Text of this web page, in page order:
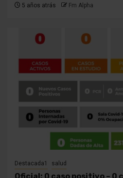
5 años atrás Fm Alpha
Destacada1 salud